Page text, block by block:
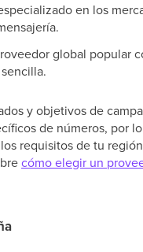
en los
global popular
y objetivos de
de números, por
requisitos de tu
cómo elegir un